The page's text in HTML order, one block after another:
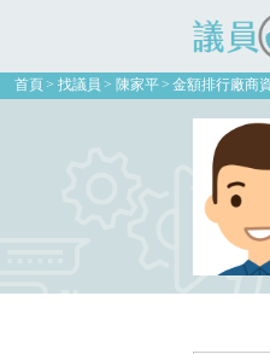
議員好
首頁 找議員 陳家平 金額排行廠商